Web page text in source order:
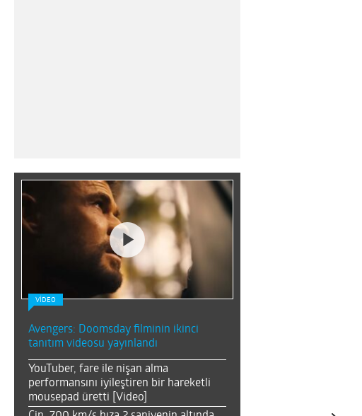
VİDEO
Avengers: Doomsday filminin ikinci
tanıtım videosu yayınlandı
YouTuber, fare ile nişan alma
performansını iyileştiren bir hareketli
mousepad üretti [Video]